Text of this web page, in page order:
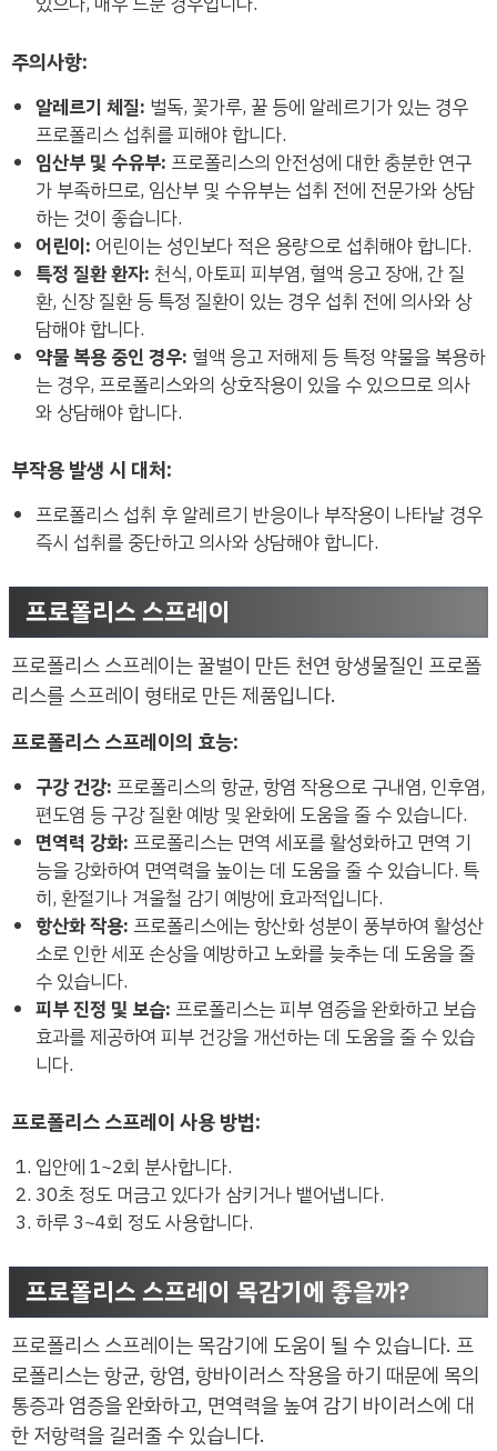
주의사항:
알레르기 체질: 벌독, 꽃가루, 꿀 등에 알레르기가 있는 경우
프로폴리스 섭취를 피해야 합니다.
임산부 및 수유부: 프로폴리스의 안전성에 대한 충분한 연구
가 부족하므로, 임산부 및 수유부는 섭취 전에 전문가와 상담
하는 것이 좋습니다.
어린이: 어린이는 성인보다 적은 용량으로 섭취해야 합니다.
특정 질환 환자: 천식, 아토피 피부염, 혈액 응고 장애, 간 질
환, 신장 질환 등 특정 질환이 있는 경우 섭취 전에 의사와 상
담해야 합니다.
약물 복용 중인 경우: 혈액 응고 저해제 등 특정 약물을 복용하
는 경우, 프로폴리스와의 상호작용이 있을 수 있으므로 의사
와 상담해야 합니다.
부작용 발생 시 대처:
프로폴리스 섭취 후 알레르기 반응이나 부작용이 나타날 경우
즉시 섭취를 중단하고 의사와 상담해야 합니다.
프로폴리스 스프레이
프로폴리스 스프레이는 꿀벌이 만든 천연 항생물질인 프로폴
리스를 스프레이 형태로 만든 제품입니다.
프로폴리스 스프레이의 효능:
구강 건강: 프로폴리스의 항균, 항염 작용으로 구내염, 인후염,
편도염 등 구강 질환 예방 및 완화에 도움을 줄 수 있습니다.
면역력 강화: 프로폴리스는 면역 세포를 활성화하고 면역 기
능을 강화하여 면역력을 높이는 데 도움을 줄 수 있습니다. 특
히, 환절기나 겨울철 감기 예방에 효과적입니다.
항산화 작용: 프로폴리스에는 항산화 성분이 풍부하여 활성산
소로 인한 세포 손상을 예방하고 노화를 늦추는 데 도움을 줄
수 있습니다.
피부 진정 및 보습: 프로폴리스는 피부 염증을 완화하고 보습
효과를 제공하여 피부 건강을 개선하는 데 도움을 줄 수 있습
니다.
프로폴리스 스프레이 사용 방법:
입안에 1~2회 분사합니다.
30초 정도 머금고 있다가 삼키거나 뱉어냅니다.
하루 3~4회 정도 사용합니다.
프로폴리스 스프레이 목감기에 좋을까?
프로폴리스 스프레이는 목감기에 도움이 될 수 있습니다. 프
로폴리스는 항균, 항염, 항바이러스 작용을 하기 때문에 목의
통증과 염증을 완화하고, 면역력을 높여 감기 바이러스에 대
한 저항력을 길러줄 수 있습니다.